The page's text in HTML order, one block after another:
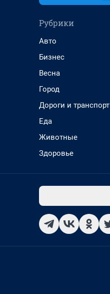
Рубрики
Авто
Бизнес
Весна
Город
Дороги и транспорт
Еда
Животные
Здоровье